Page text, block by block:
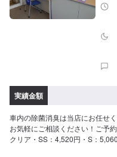
実績金額
車内の除菌消臭は当店にお任せ
お気軽にご相談ください！ご予
クリア・SS：4,520円・S：